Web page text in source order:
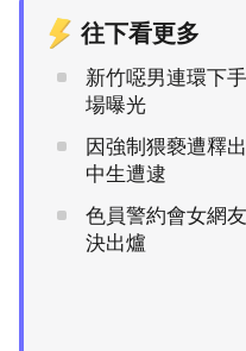
往下看更多
新竹噁男連環下
場曝光
因強制猥褻遭釋
中生遭逮
色員警約會女網
決出爐